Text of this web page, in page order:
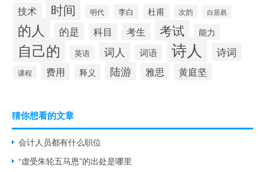
技术 时间 明代 李白 杜甫 次韵 白居易
的人 的是 科目 考生 考试 能力
自己的 英语 词人 词语 诗人 诗词
课程 费用 释义 陆游 雅思 黄庭坚
猜你想看的文章
会计人员都有什么职位
“虚受朱轮五马恩”的出处是哪里